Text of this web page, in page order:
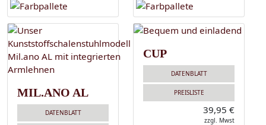
MIL.ANO AL
DATENBLATT
CUP
DATENBLATT
PREISLISTE
39,95 €
zzgl. Mwst